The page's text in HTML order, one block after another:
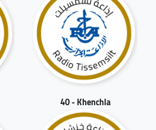
40 - Khenchla